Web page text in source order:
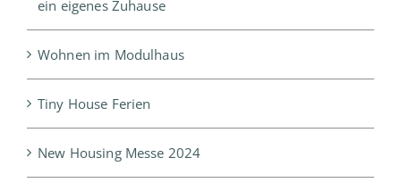
ein eigenes Zuhause
Wohnen im Modulhaus
Tiny House Ferien
New Housing Messe 2024